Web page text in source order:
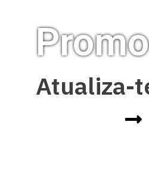
Atualiza-